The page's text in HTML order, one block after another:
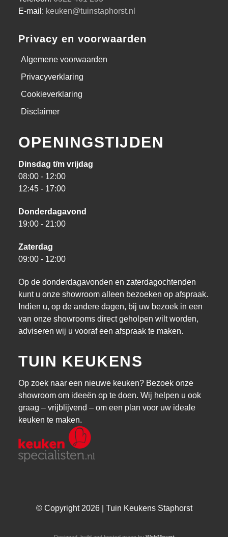
E-mail: keuken@tuinstaphorst.nl
Privacy en voorwaarden
Algemene voorwaarden
Privacyverklaring
Cookieverklaring
Disclaimer
OPENINGSTIJDEN
Dinsdag t/m vrijdag
08:00 - 12:00
12:45 - 17:00
Donderdagavond
19:00 - 21:00
Zaterdag
09:00 - 12:00
Op de donderdagavonden en zaterdagochtenden
kunt u onze showroom alleen bezoeken op afspraak.
Indien u, op de andere dagen, bij uw bezoek in een
van onze showrooms direct geholpen wilt worden,
adviseren wij u vooraf een afspraak te maken.
TUIN KEUKENS
Op zoek naar een nieuwe keuken? Bezoek onze
showroom om ideeën op te doen. Wij helpen u ook
graag – vrijblijvend – om een plan voor uw ideale
keuken te maken.
© Copyright 2026 | Tuin Keukens Staphorst